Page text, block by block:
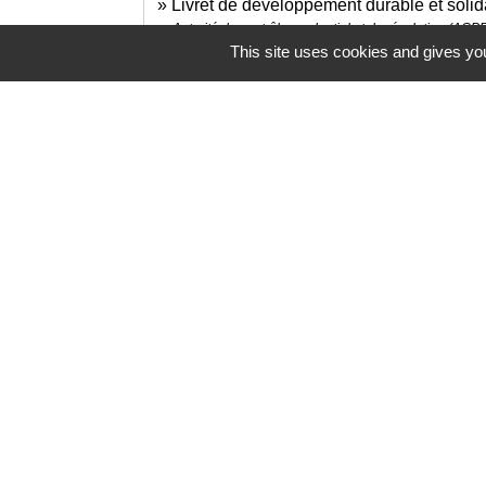
Livret de développement durable et
Autorité de contrôle prudentiel et de résolution
This site uses cookies and gives